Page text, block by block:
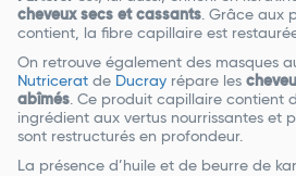
cheveux secs et cassants. Grâce aux
contient, la fibre capillaire est
On retrouve également des masques
Nutricerat de Ducray répare les
abîmés. Ce produit capillaire contient
ingrédient aux vertus nourrissantes et
sont restructurés en profondeur.
La présence d’huile et de beurre de